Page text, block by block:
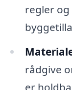
regler og
rådgive
er